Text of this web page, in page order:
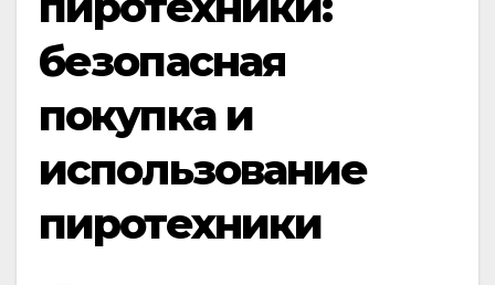
безопасная
покупка и
использование
пиротехники